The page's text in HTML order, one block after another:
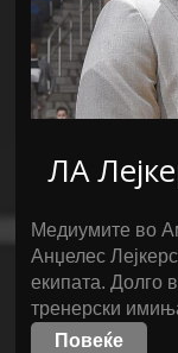
ЛА
Медиумите во
Анџелес
екипата. Долго
тренерски
Повеќе